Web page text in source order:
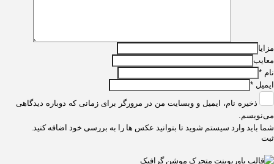
مزایا
معایب
نام *
ایمیل *
ذخیره نام، ایمیل و وبسایت من در مرورگر برای زمانی که دوباره دیدگاهی
می‌نویسم.
شما باید وارد سیستم شوید تا بتوانید عکس ها را به بررسی خود اضافه کنید.